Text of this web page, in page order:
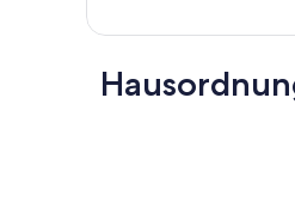
Außergewöhnlich,
Bewertungen)